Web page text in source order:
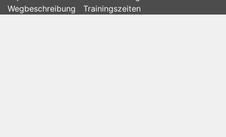
Wegbeschreibung
Trainingszeiten